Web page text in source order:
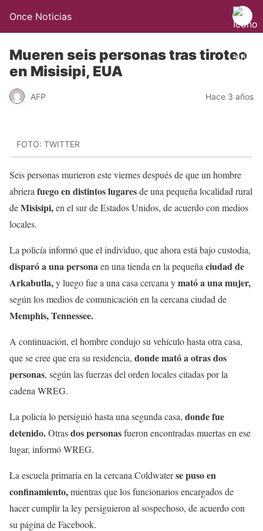
Once Noticias
Mueren seis personas tras tiroteo
en Misisipi, EUA
AFP Hace 3 años
FOTO: TWITTER
Seis personas murieron este viernes después de que un hombre
abriera fuego en distintos lugaresde una pequeña localidad rural
deMisisipi,en el sur de Estados Unidos, de acuerdo con medios
locales.
La policía informó que el individuo, que ahora está bajo custodia,
disparó a una personaen una tienda en la pequeña ciudad de
Arkabutla,y luego fue a una casa cercana ymató a una mujer,
según los medios de comunicación en la cercana ciudad de
Memphis, Tennessee.
A continuación, el hombre condujo su vehículo hasta otra casa,
que se cree que era su residencia, donde mató a otras dos
personas, según las fuerzas del orden locales citadas por la
cadena WREG.
La policía lo persiguió hasta una segunda casa, donde fue
detenido.Otrasdos personasfueron encontradas muertas en ese
lugar, informó WREG.
La escuela primaria en la cercana Coldwaterse puso en
confinamiento,mientras que los funcionarios encargados de
hacer cumplir la ley persiguieron al sospechoso, de acuerdo con
su página de Facebook.